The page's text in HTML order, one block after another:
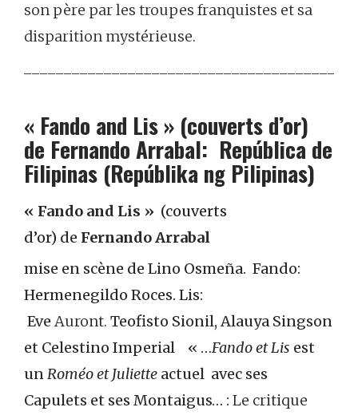
son père par les troupes franquistes et sa
disparition mystérieuse.
« Fando and Lis » (couverts d’or)
de Fernando Arrabal: República de
Filipinas (Repúblika ng Pilipinas)
« Fando and Lis » (couverts
d’or) de Fernando Arrabal
mise en scène de Lino Osmeña. Fando:
Hermenegildo Roces. Lis:
Eve Auront. Teofisto Sionil, Alauya Singson
et Celestino Imperial
« …Fando et Lis est
unRoméo et Juliette actuel avec ses
Capulets et ses Montaigus… : Le critique